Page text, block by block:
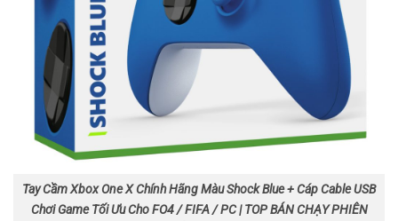
Tay Cầm Xbox One X Chính Hãng Màu Shock Blue + Cáp Cable USB
Chơi Game Tối Ưu Cho FO4 / FIFA / PC | TOP BÁN CHẠY PHIÊN